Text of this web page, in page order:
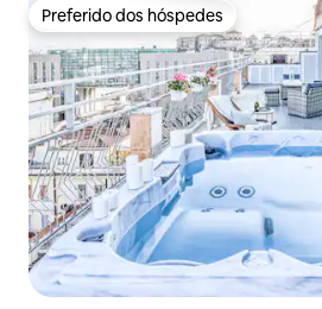
Preferido dos hóspedes
Preferido dos hóspedes